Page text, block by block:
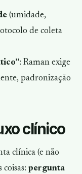
(umidade,
de coleta
: Raman exige
padronização
clínico
clínica (e não
pergunta